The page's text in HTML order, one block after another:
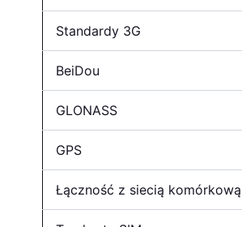
Standardy 3G
BeiDou
GLONASS
GPS
Łączność z siecią komórkową